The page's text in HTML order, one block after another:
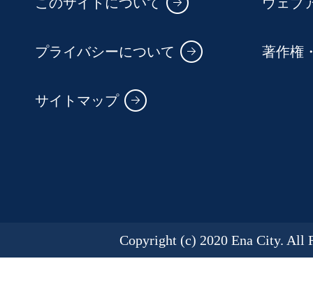
プライバシーについて 著作権
サイトマップ
Copyright (c) 2020 Ena City. All